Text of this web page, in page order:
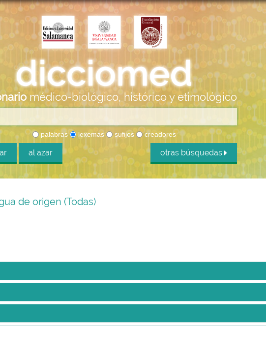
médico-biológico, histórico y etimológico
palabras lexemas sufijos creadores
al azar otras búsquedas
de origen (Todas)